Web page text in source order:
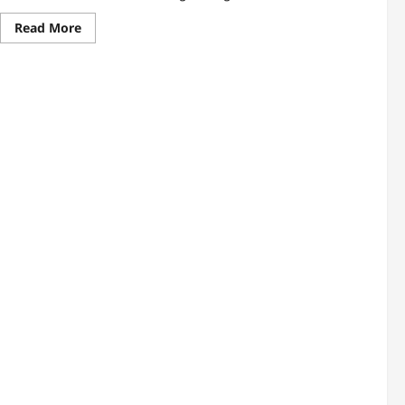
Read MoreRead
more